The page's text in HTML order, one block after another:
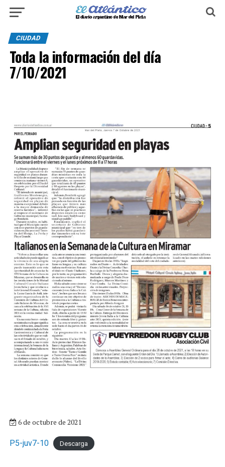
CIUDAD
Toda la información del día
7/10/2021
6 de octubre de 2021
P5-juv7-10 Descarga